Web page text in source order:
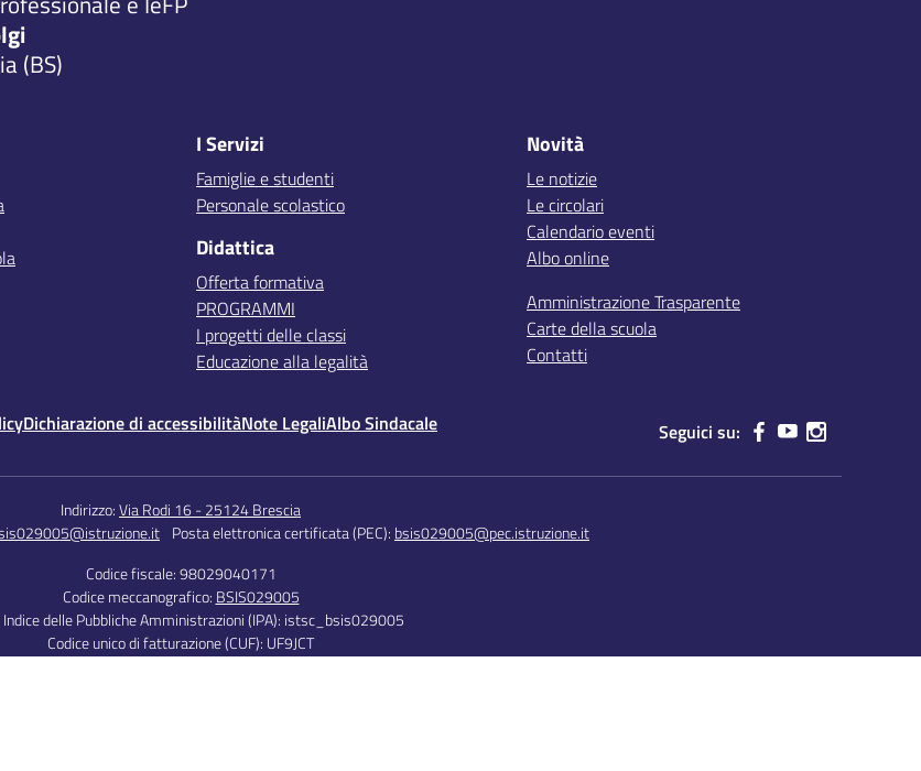
(BS)
I Servizi
Famiglie e studenti
Personale scolastico
Didattica
Offerta formativa
PROGRAMMI
I progetti delle classi
Educazione alla legalità
Novità
Le notizie
Le circolari
Calendario eventi
Albo online
Amministrazione Trasparente
Carte della scuola
Contatti
Dichiarazione di accessibilitàNote LegaliAlbo Sindacale Seguici su:
Indirizzo:Via Rodi 16 - 25124 Brescia
Posta elettronica certificata (PEC): bsis029005@pec.istruzione.it
Codice fiscale: 98029040171
Codice meccanografico: BSIS029005
Indice delle Pubbliche Amministrazioni (IPA): istsc_bsis029005
Codice unico di fatturazione (CUF): UF9JCT